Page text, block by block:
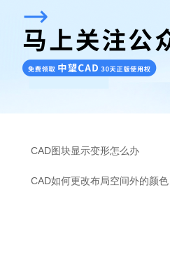
CAD图块显示变形怎么办
CAD如何更改布局空间外的颜色